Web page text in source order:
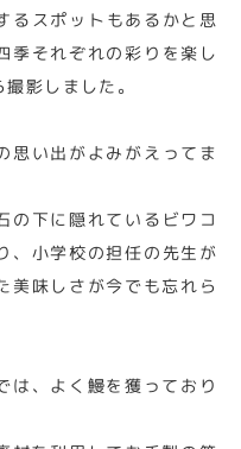
るスポットもあるかと思
季それぞれの彩りを楽し
影しました。
思い出がよみがえってま
の下に隠れているビワコ
、小学校の担任の先生が
美味しさが今でも忘れら
は、よく鰻を獲っており